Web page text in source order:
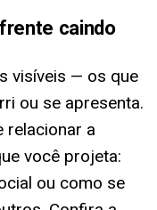
caindo
visíveis — os que
ou se apresenta.
relacionar a
você projeta:
ou como se